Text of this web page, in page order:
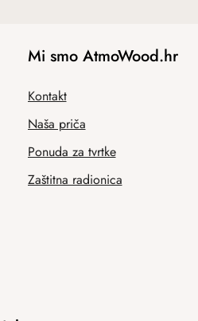
Mi smo AtmoWood.hr
Kontakt
Naša priča
Ponuda za tvrtke
Zaštitna radionica